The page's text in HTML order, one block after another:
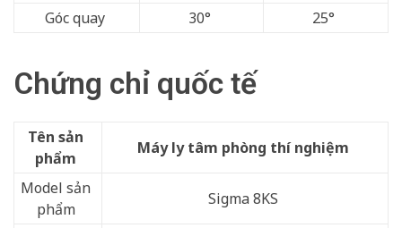
Góc quay 30° 25°
Chứng chỉ quốc tế
Tên sản
phẩm
Máy ly tâm phòng thí nghiệm
Model sản
phẩm
Sigma 8KS